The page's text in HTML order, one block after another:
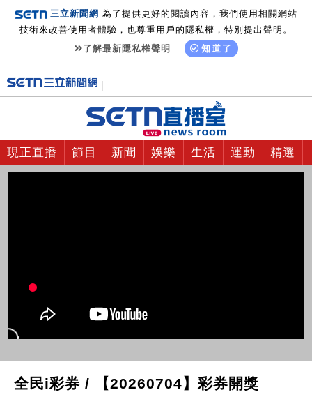
三立新聞網 為了提供更好的閱讀內容，我們使用相關網站
技術來改善使用者體驗，也尊重用戶的隱私權，特別提出聲明。
了解最新隱私權聲明
知道了
現正直播 節目 新聞 娛樂 生活 運動 精選
全民i彩券 / 【20260704】彩券開獎